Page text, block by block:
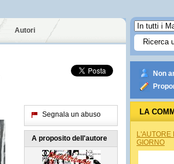
Autori
Segnala un abuso
A proposito dell'autore
Non
LA
L'AUTORE
GIORNO